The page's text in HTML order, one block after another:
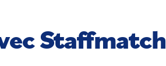
Staffmatch